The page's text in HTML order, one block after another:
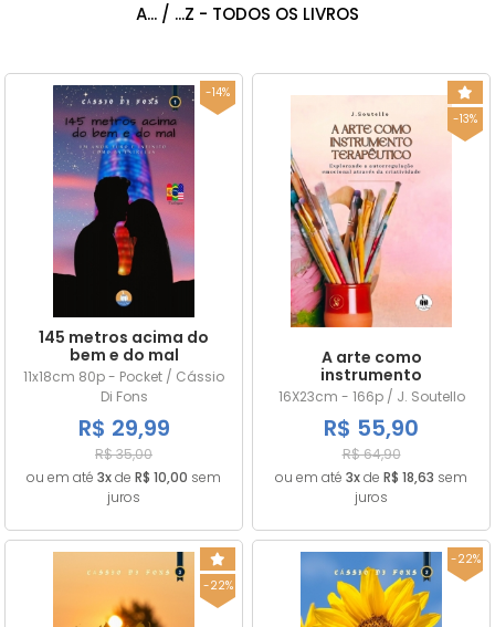
A... / ...Z - TODOS OS LIVROS
-14%
145 metros acima do
bem e do mal
11x18cm 80p - Pocket / Cássio
Di Fons
R$ 29,99
R$ 35,00
ou em até 3xde R$ 10,00 sem
juros
-13%
A arte como
instrumento
terapêutico
16X23cm - 166p / J. Soutello
R$ 55,90
R$ 64,90
ou em até 3xde R$ 18,63 sem
juros
-22%
-22%